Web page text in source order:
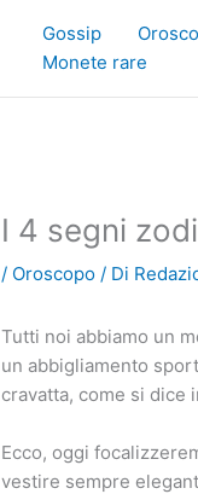
Gossip
Monete rare
I 4 segni
/ Oroscopo / Di
Tutti noi abbiamo un
un abbigliamento
cravatta, come si dice
Ecco, oggi
vestire sempre